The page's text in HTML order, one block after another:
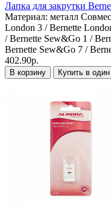
Лапка для закрутки
Материал: металл
London 3 / Bernette
/ Bernette Sew&Go 1 /
Bernette Sew&Go 7 /
402.90р.
В корзину Купить в